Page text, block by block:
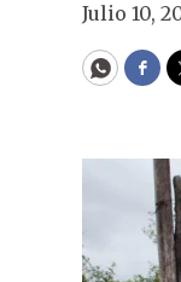
Julio 10,